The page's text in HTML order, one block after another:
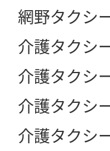
網野タクシ
介護タクシ
介護タクシ
介護タクシ
介護タクシ